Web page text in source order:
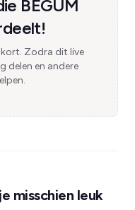
BEGÜM
Zodra dit live
delen en andere
misschien leuk